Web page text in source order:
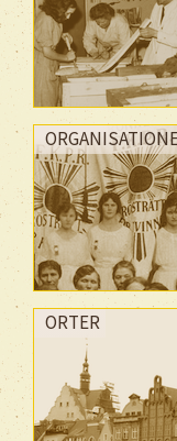
ORTER